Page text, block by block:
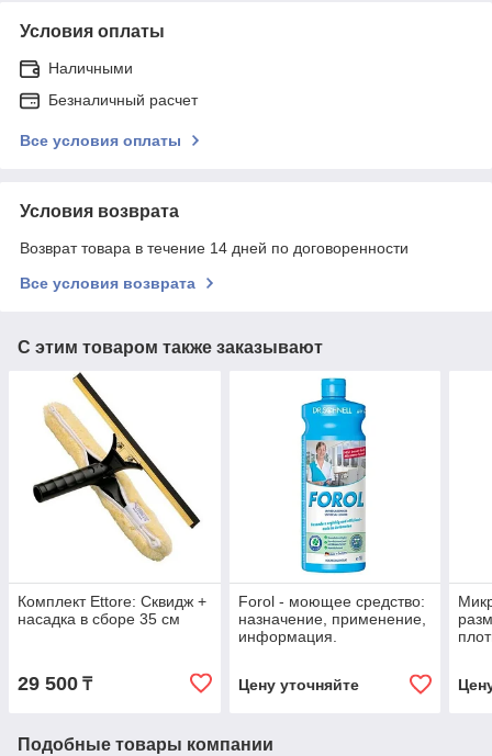
Условия оплаты
Наличными
Безналичный расчет
Все условия оплаты
Условия возврата
Возврат товара в течение 14 дней по договоренности
Все условия возврата
С этим товаром также заказывают
Комплект Ettore: Сквидж +
насадка в сборе 35 см
29 500 ₸
Forol - моющее средство:
назначение, применение,
информация.
Цену уточняйте
Подобные товары компании